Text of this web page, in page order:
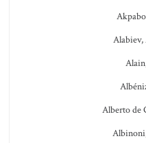
Alabiev,
Alberto de